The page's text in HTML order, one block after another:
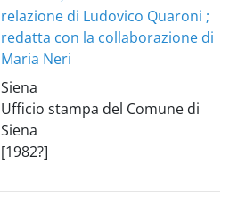
relazione di Ludovico Quaroni ;
redatta con la collaborazione di
Maria Neri
Siena
Ufficio stampa del Comune di
Siena
[1982?]